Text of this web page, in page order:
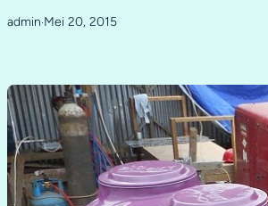
admin·Mei 20, 2015